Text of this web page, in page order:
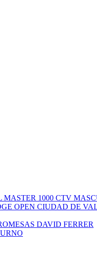
MASTER 1000 CTV
OPEN CIUDAD DE
DAVID FERRER